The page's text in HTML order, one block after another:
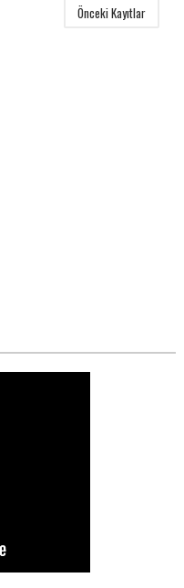
Önceki Kayıtlar